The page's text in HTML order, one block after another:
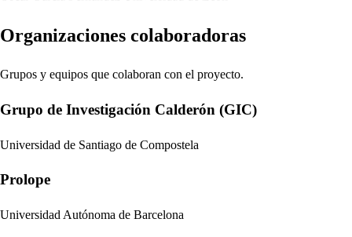
Organizaciones colaboradoras
Grupos y equipos que colaboran con el proyecto.
Grupo de Investigación Calderón (GIC)
Universidad de Santiago de Compostela
Prolope
Universidad Autónoma de Barcelona